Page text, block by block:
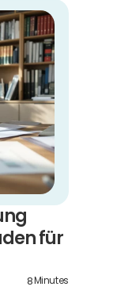
für
8Minutes